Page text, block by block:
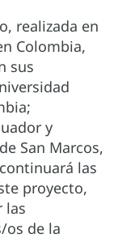
realizada en
Colombia,
sus
y
San Marcos,
las
proyecto,
las
os de la